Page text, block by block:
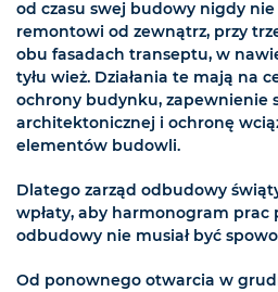
od czasu swej budowy nigdy nie
remontowi od zewnątrz, przy
obu fasadach transeptu, w
tyłu wież. Działania te mają na
ochrony budynku, zapewnienie
architektonicznej i ochronę
elementów budowli.
Dlatego zarząd odbudowy
wpłaty, aby harmonogram prac
odbudowy nie musiał być
Od ponownego otwarcia w